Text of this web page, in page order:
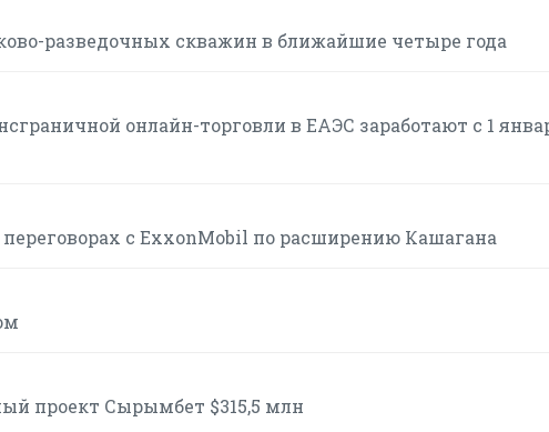
разведочных скважин в ближайшие четыре года
онлайн-торговли в ЕАЭС заработают с 1
с ExxonMobil по расширению Кашагана
проект Сырымбет $315,5 млн